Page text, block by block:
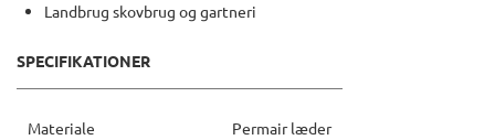
Landbrug skovbrug og gartneri
SPECIFIKATIONER
Materiale Permair læder